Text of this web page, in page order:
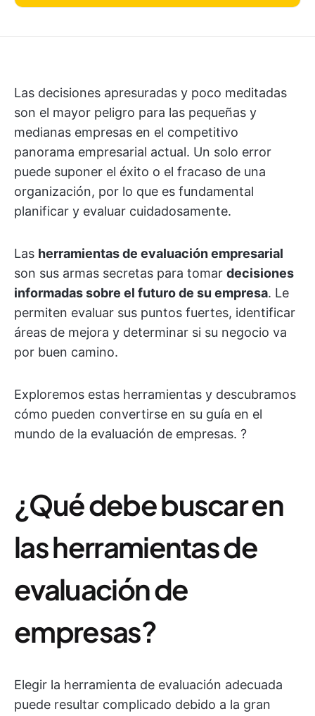
Las decisiones apresuradas y poco meditadas
son el mayor peligro para las pequeñas y
medianas empresas en el competitivo
panorama empresarial actual. Un solo error
puede suponer el éxito o el fracaso de una
organización, por lo que es fundamental
planificar y evaluar cuidadosamente.
Las herramientas de evaluación empresarial
son sus armas secretas para tomar decisiones
informadas sobre el futuro de su empresa. Le
permiten evaluar sus puntos fuertes, identificar
áreas de mejora y determinar si su negocio va
por buen camino.
Exploremos estas herramientas y descubramos
cómo pueden convertirse en su guía en el
mundo de la evaluación de empresas. ?
¿Qué debe buscar en
las herramientas de
evaluación de
empresas?
Elegir la herramienta de evaluación adecuada
puede resultar complicado debido a la gran